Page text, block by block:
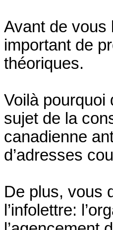
Avant de vous
important de
théoriques.
Voilà pourquoi
sujet de la
canadienne
d’adresses
De plus, vous
l’infolettre: